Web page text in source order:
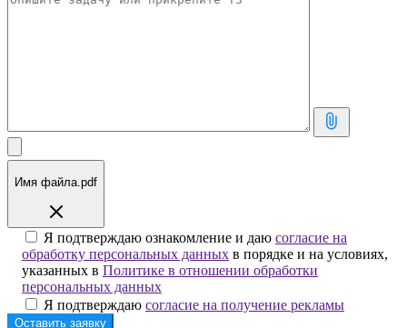
Имя файла.pdf
Я подтверждаю ознакомление и даю согласие на
обработку персональных данных в порядке и на условиях,
указанных в Политике в отношении обработки
персональных данных
Я подтверждаю согласие на получение рекламы